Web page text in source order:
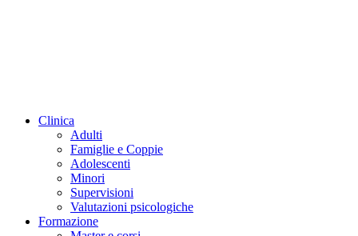
Clinica
Adulti
Famiglie e Coppie
Adolescenti
Minori
Supervisioni
Valutazioni psicologiche
Formazione